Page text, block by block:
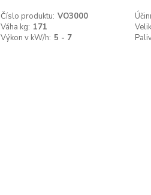
Číslo produktu: VO3000
Váha kg: 171
Výkon v kW/h: 5 - 7